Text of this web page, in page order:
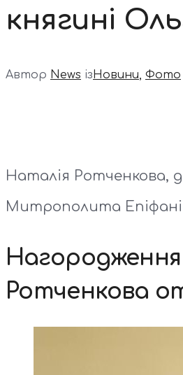
княгині
Автор News ізНовини, Фото
Наталія Ротченкова,
Митрополита
Нагородження
Ротченкова